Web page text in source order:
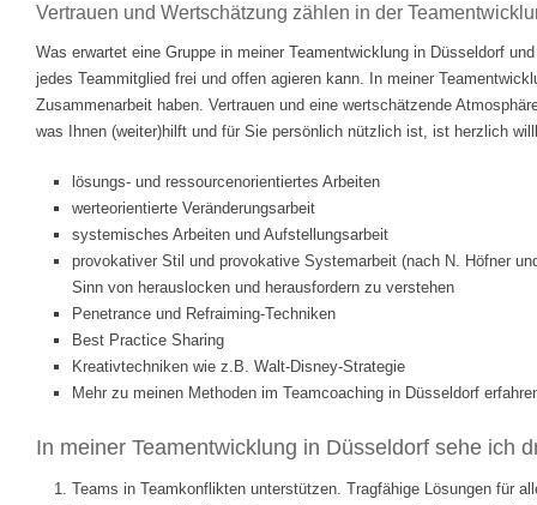
Vertrauen und Wertschätzung zählen in der
Was erwartet eine Gruppe in meiner Teamentwicklung in Düsseldorf
jedes Teammitglied frei und offen agieren kann. In meiner
Zusammenarbeit haben. Vertrauen und eine wertschätzende
was Ihnen (weiter)hilft und für Sie persönlich nützlich ist, ist herzlich
lösungs- und ressourcenorientiertes Arbeiten
werteorientierte Veränderungsarbeit
systemisches Arbeiten und Aufstellungsarbeit
provokativer Stil und provokative Systemarbeit (nach N. Höfner
Sinn von herauslocken und herausfordern zu verstehen
Penetrance und Refraiming-Techniken
Best Practice Sharing
Kreativtechniken wie z.B. Walt-Disney-Strategie
Mehr zu meinen Methoden im Teamcoaching in Düsseldorf
In meiner Teamentwicklung in Düsseldorf sehe ich
Teams in Teamkonflikten unterstützen. Tragfähige Lösungen für